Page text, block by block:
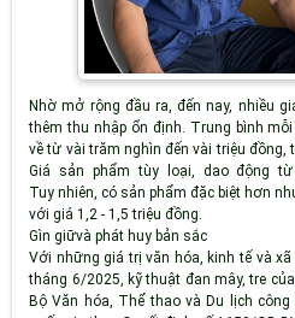
Nhờ mở rộng đầu ra, đến nay, nhiều
thêm thu nhập ổn định. Trung bình
về từ vài trăm nghìn đến vài triệu
Giá sản phẩm tùy loại, dao động từ
Tuy nhiên, có sản phẩm đặc biệt hơn
với giá1,2 -1,5 triệu đồng.
Gìn giữvà phát huy bản sắc
Với những giá trị văn hóa, kinh tế và
tháng 6/2025, kỹ thuật đan mây, tre
Bộ Văn hóa, Thể thao và Du lịch